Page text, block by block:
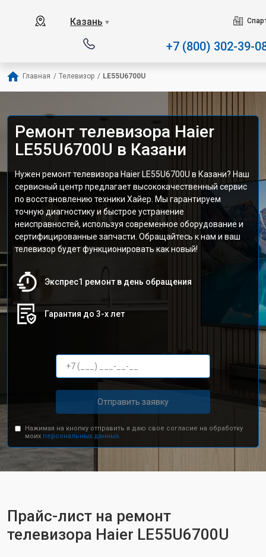
Казань ▼
+7 (800) 302-39-
Главная / Телевизор / LE55U6700U
Ремонт телевизора Haier
LE55U6700U в Казани
Нужен ремонт телевизора Haier LE55U6700U в Казани? Наш
сервисный центр предлагает высококачественный сервис
по восстановлению техники Хайер. Мы гарантируем
точную диагностику и быстрое устранение
неисправностей, используя современное оборудование и
сертифицированные запчасти. Обращайтесь к нам и ваш
телевизор будет функционировать как новый!
Экспрес1 ремонт в день обращения
Гарантия до 3-х лет
Отправить заявку
Нажимая на кнопку отправить я даю свое согласие на обработку
моих персональных данных.
Прайс-лист на ремонт
телевизора Haier LE55U6700U